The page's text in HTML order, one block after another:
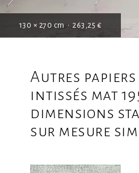
130 × 270 cm • 263,25 €
Autres
intissés mat
dimensions
sur mesure